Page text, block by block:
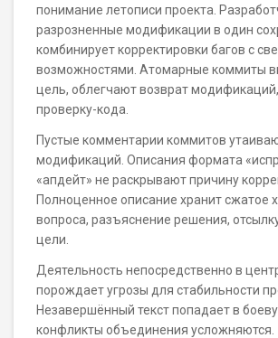
понимание летописи проекта.
разрозненные модификации в один
комбинирует корректировки багов с
возможностями. Атомарные коммиты
цель, облегчают возврат
проверку-кода.
Пустые комментарии коммитов
модификаций. Описания формата
«апдейт» не раскрывают причину
Полноценное описание хранит сжатое
вопроса, разъяснение решения,
цели.
Деятельность непосредственно в
порождает угрозы для стабильности
Незавершённый текст попадает в
конфликты объединения усложняются.